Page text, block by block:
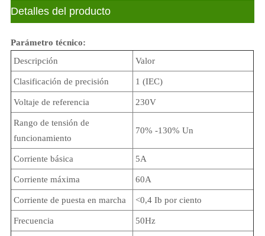
ㅤDetalles del producto
Parámetro técnico:
Descripción
Valor
Clasificación de precisión 1 (IEC)
Voltaje de referencia 230V
Rango de tensión de
funcionamiento
70% -130% Un
Corriente básica 5A
Corriente máxima 60A
Corriente de puesta en marcha <0,4 Ib por ciento
Frecuencia 50Hz